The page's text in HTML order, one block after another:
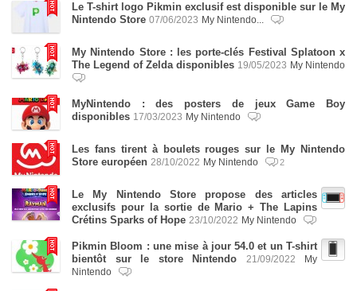
Le T-shirt logo Pikmin exclusif est disponible sur le My
Nintendo Store 07/06/2023 My Nintendo...
My Nintendo Store : les porte-clés Festival Splatoon x
The Legend of Zelda disponibles 19/05/2023 My Nintendo
MyNintendo : des posters de jeux Game Boy
disponibles 17/03/2023 My Nintendo
Les fans tirent à boulets rouges sur le My Nintendo
Store européen 28/10/2022 My Nintendo 2
Le My Nintendo Store propose des articles
exclusifs pour la sortie de Mario + The Lapins
Crétins Sparks of Hope 23/10/2022 My Nintendo
Pikmin Bloom : une mise à jour 54.0 et un T-shirt
bientôt sur le store Nintendo
21/09/2022
My
Nintendo